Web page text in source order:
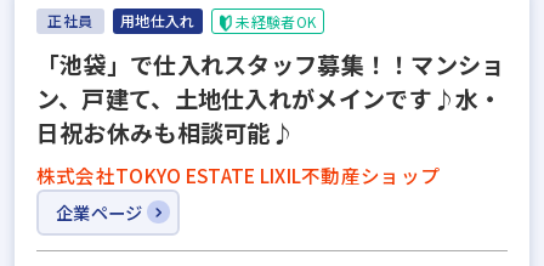
正社員 用地仕入れ 未経験者OK
「池袋」で仕入れスタッフ募集！！マンショ
ン、戸建て、土地仕入れがメインです♪水・
日祝お休みも相談可能♪
株式会社TOKYO ESTATE LIXIL不動産ショップ
企業ページ